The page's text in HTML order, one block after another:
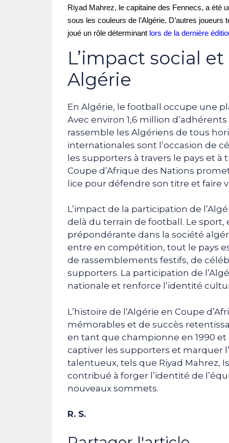
Riyad Mahrez, le capitaine des Fennecs, a été
sous les couleurs de l’Algérie. D’autres
joué un rôle déterminant lors de la dernière
L’impact social
Algérie
En Algérie, le football occupe une
Avec environ 1,6 million
rassemble les Algériens de tous
internationales sont l’occasion de
les supporters à travers le pays et à
Coupe d’Afrique des Nations
lice pour défendre son titre et faire
L’impact de la participation de
delà du terrain de football. Le
prépondérante dans la société
entre en compétition, tout le pays
de rassemblements festifs, de
supporters. La participation de
nationale et renforce l’identité
L’histoire de l’Algérie en Coupe
mémorables et de succès
en tant que championne en 1990 et
captiver les supporters et marquer
talentueux, tels que Riyad Mahrez,
contribué à forger l’identité de
nouveaux sommets.
R. S.